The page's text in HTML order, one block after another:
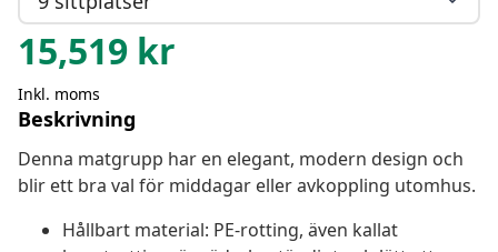
15,519 kr
Inkl. moms
Beskrivning
Denna matgrupp har en elegant, modern design och
blir ett bra val för middagar eller avkoppling utomhus.
Hållbart material: PE-rotting, även kallat